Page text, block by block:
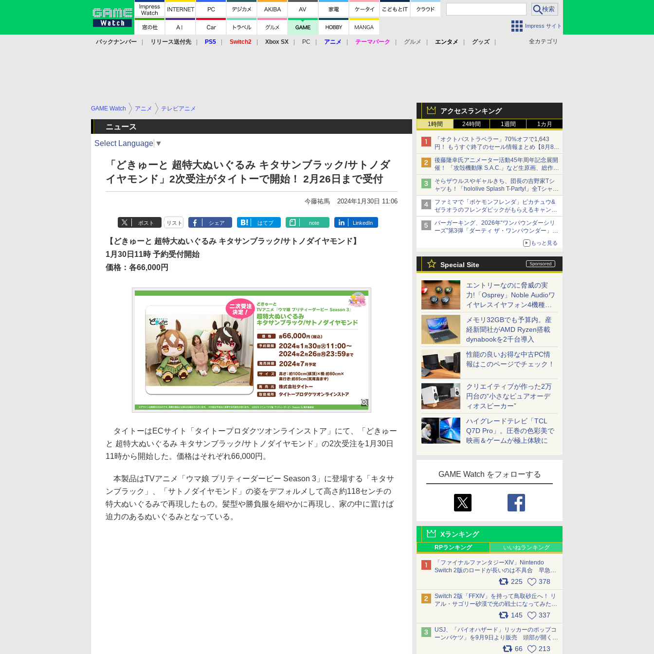
Impress サイト
全カテゴリ
バックナンバー リリース送付先 PS5 Switch2 Xbox SX PC アニメ テーマパーク グルメ エンタメ
グッズ
アクセスランキング
1時間 24時間 1週間 1カ月
「オクトパストラベラー」70%オフで1,643
円！ もうすぐ終了のセール情報まとめ【8月8日
更新】
ニンテンドーeショップでは「大神 絶景版」が
67%オフで990円
後藤隆幸氏アニメーター活動45年周年記念展開
催！ 「攻殻機動隊 S.A.C.」など生原画、総作画
監督修正が展示
そらザウルスやギャルきち、団長の吉野家Tシ
ャツも！「hololive Splash T-Party!」全Tシャツ
ラインナップ公開＆オンライン販売開始
ファミマで「ポケモンフレンダ」ピカチュウ&
ゼラオラのフレンダピックがもらえるキャンペ
ーン開催！
バーガーキング、2026年“ワンパウンダーシリ
ーズ”第3弾「ダーティ ザ・ワンパウンダー」を
「特製ガーリックマヨソース」を使用した超大
もっと見る
Special Site
エントリーなのに脅威の実
力!「Osprey」Noble Audioワ
イヤレスイヤフォン4機種を
一気に聴く
メモリ32GBでも予算内。産
経新聞社がAMD Ryzen搭載
dynabookを2千台導入
性能の良いお得な中古PC情
報はこのページでチェック！
クリエイティブが作った2万
円台の“小さなピュアオーデ
ィオスピーカー”
ハイグレードテレビ「TCL
Q7D Pro」。圧巻の色彩美で
映画＆ゲームが極上体験に
GAME Watch をフォローする
Xランキング
RPランキング いいねランキング
「ファイナルファンタジーXIV」Nintendo
Switch 2版のロードが長いのは不具合 早急に
アップデートできるよう対応中225 378
Switch 2版「FFXIV」を持って鳥取砂丘へ！ リ
アル・サゴリー砂漠で光の戦士になってみた
145 337
USJ、「バイオハザード」リッカーのポップコ
ーンバケツ」を9月9日より販売 頭部が開く仕
組み。味は恐怖を堪のう「味噌フレーバー」
66 213
GAME Watch アニメ テレビアニメ
ニュース
Select Language ▼
「どきゅーと 超特大ぬいぐるみ キタサンブラック/サトノダ
イヤモンド」2次受注がタイトーで開始！ 2月26日まで受付
今藤祐馬 2024年1月30日 11:06
ポスト リスト シェア はてブ note LinkedIn
【どきゅーと 超特大ぬいぐるみ キタサンブラック/サトノダイヤモンド】
1月30日11時 予約受付開始
価格：各66,000円
タイトーはECサイト「タイトープロダクツオンラインストア」にて、「どきゅー
と 超特大ぬいぐるみ キタサンブラック/サトノダイヤモンド」の2次受注を1月30日
11時から開始した。価格はそれぞれ66,000円。
本製品はTVアニメ「ウマ娘 プリティーダービー Season 3」に登場する「キタサ
ンブラック」、「サトノダイヤモンド」の姿をデフォルメして高さ約118センチの
特大ぬいぐるみで再現したもの。髪型や勝負服を細やかに再現し、家の中に置けば
迫力のあるぬいぐるみとなっている。